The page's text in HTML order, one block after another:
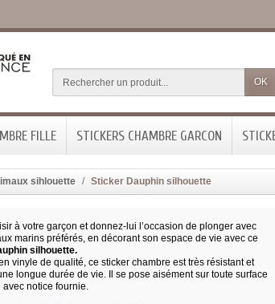
OK
FILLE STICKERS CHAMBRE GARCON
sihlouette Sticker Dauphin silhouette
à votre garçon et donnez-lui l’occasion de plonger avec
marins préférés, en décorant son espace de vie avec ce
silhouette.
vinyle de qualité, ce sticker chambre est très résistant et
longue durée de vie. Il se pose aisément sur toute surface
avec notice fournie.